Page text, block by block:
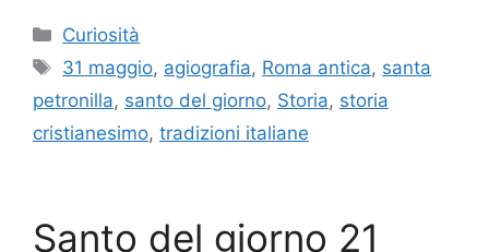
Categorie
Curiosità
Tag
31 maggio, agiografia, Roma antica, santa
petronilla, santo del giorno, Storia, storia
cristianesimo, tradizioni italiane
Santo del giorno 21